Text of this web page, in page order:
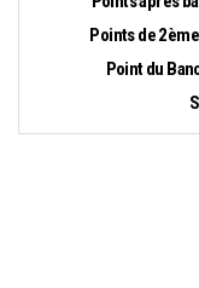
Point du